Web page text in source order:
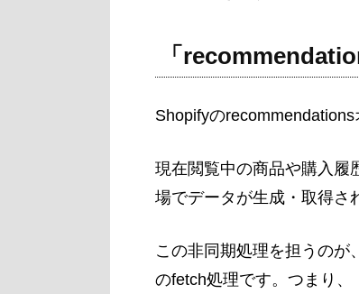
「
Shopifyの
現在閲覧中の商品や購入履
場でデータが生成・取得さ
この非同期処理を担うのが
のfetch処理です。つまり